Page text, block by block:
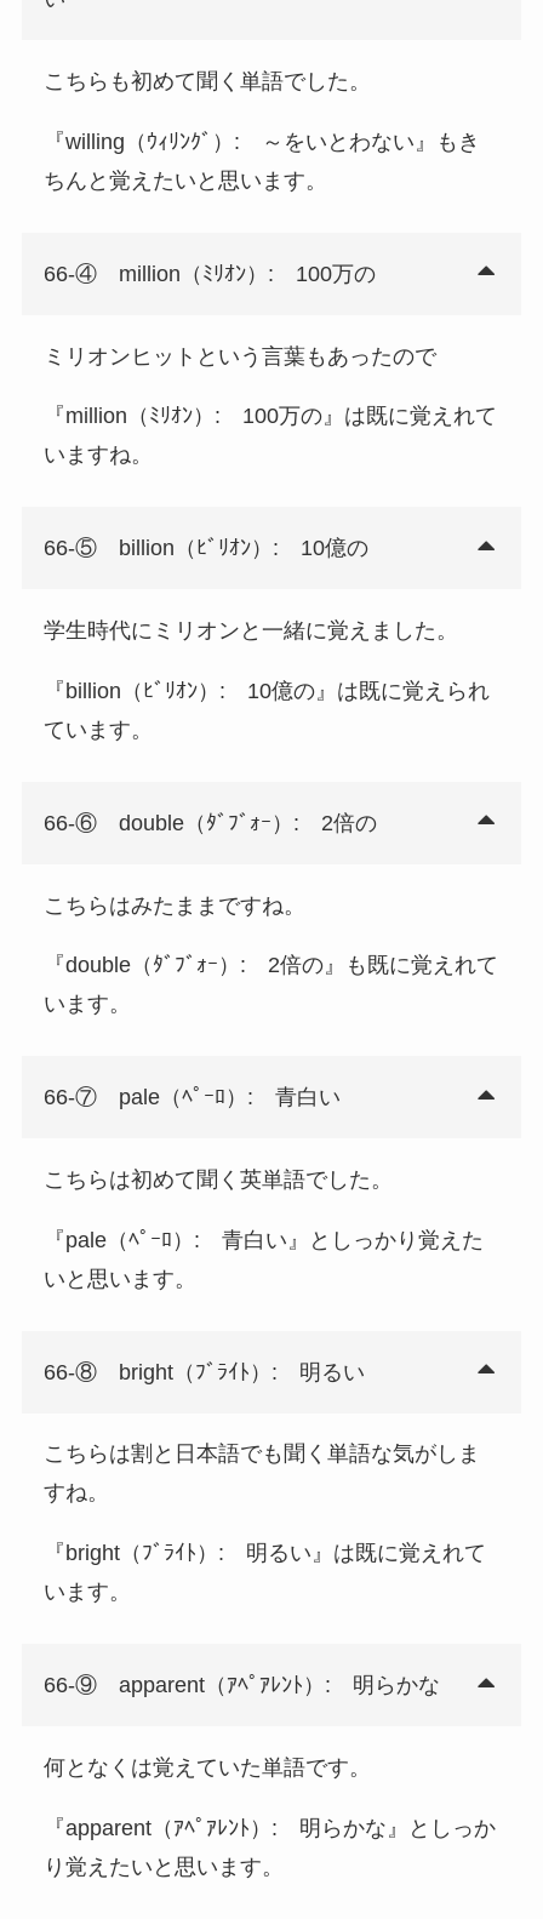
こちらも初めて聞く単語でした。
『willing（ｳｨﾘﾝｸﾞ）: ～をいとわない』もき
ちんと覚えたいと思います。
66-④ million（ﾐﾘｵﾝ）: 100万の
ミリオンヒットという言葉もあったので
『million（ﾐﾘｵﾝ）: 100万の』は既に覚えれて
いますね。
66-⑤ billion（ﾋﾞﾘｵﾝ）: 10億の
学生時代にミリオンと一緒に覚えました。
『billion（ﾋﾞﾘｵﾝ）: 10億の』は既に覚えられ
ています。
66-⑥ double（ﾀﾞﾌﾞｫｰ）: 2倍の
こちらはみたままですね。
『double（ﾀﾞﾌﾞｫｰ）: 2倍の』も既に覚えれて
います。
66-⑦ pale（ﾍﾟｰﾛ）: 青白い
こちらは初めて聞く英単語でした。
『pale（ﾍﾟｰﾛ）: 青白い』としっかり覚えた
いと思います。
66-⑧ bright（ﾌﾞﾗｲﾄ）: 明るい
こちらは割と日本語でも聞く単語な気がしま
すね。
『bright（ﾌﾞﾗｲﾄ）: 明るい』は既に覚えれて
います。
66-⑨ apparent（ｱﾍﾟｱﾚﾝﾄ）: 明らかな
何となくは覚えていた単語です。
『apparent（ｱﾍﾟｱﾚﾝﾄ）: 明らかな』としっか
り覚えたいと思います。